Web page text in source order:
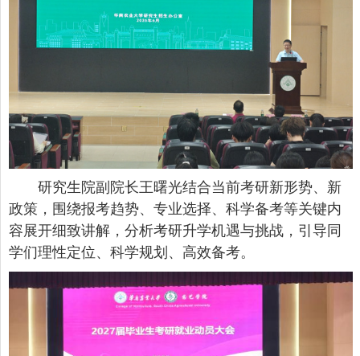
研究生院副院长王曙光结合当前考研新形势、新
政策，围绕报考趋势、专业选择、科学备考等关键内
容展开细致讲解，分析考研升学机遇与挑战，引导同
学们理性定位、科学规划、高效备考。